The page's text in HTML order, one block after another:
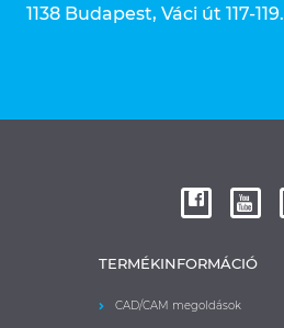
1138 Budapest, Váci út 117-119.
TERMÉKINFORMÁCIÓ
CAD/CAM megoldások